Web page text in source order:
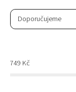
Ř
z
í
Doporučujeme
749 Kč